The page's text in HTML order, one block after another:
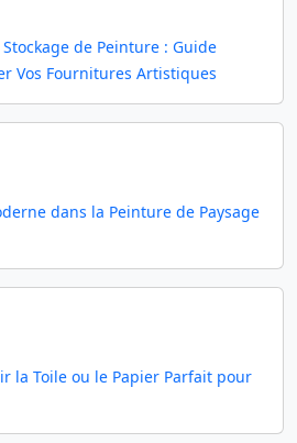
de Peinture : Guide
Vos Fournitures Artistiques
dans la Peinture de Paysage
la Toile ou le Papier Parfait pour